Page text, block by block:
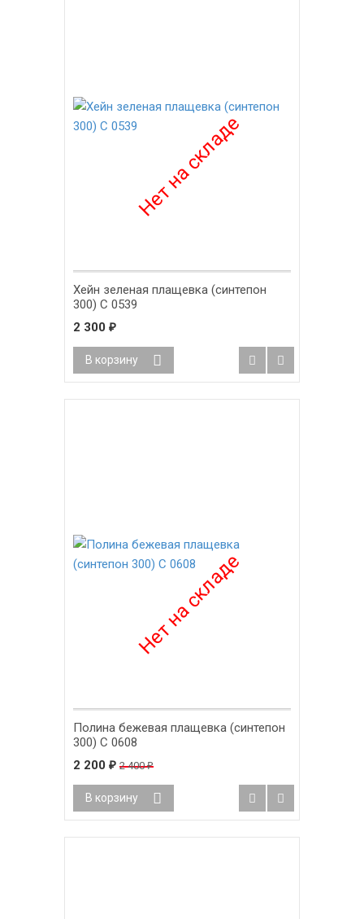
Хейн зеленая плащевка (синтепон
300) С 0539
2 300 ₽
В корзину
Полина бежевая плащевка (синтепон
300) С 0608
2 200 ₽ 2 400₽
В корзину